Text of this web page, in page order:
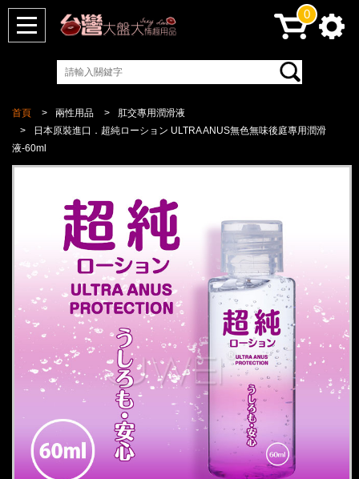
首頁 兩性用品
肛交專用潤滑液
日本原裝進口．超純ローション ULTRA ANUS無色無味後庭專用潤滑
液-60ml
0